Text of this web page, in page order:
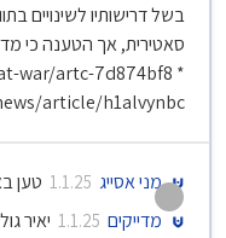
בשל דרישותיו לשינויים
war/artc-7d874bf8 *
article/h1alvynbc
מני אסייג 1.1.25 טען
מדייקים 1.1.25 יאיר